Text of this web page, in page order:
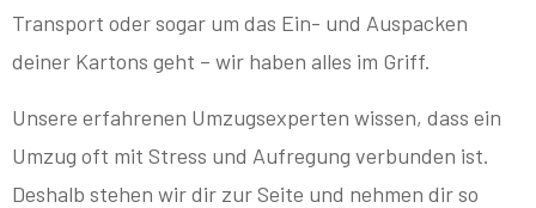
Transport oder sogar um das Ein- und Auspacken
deiner Kartons geht – wir haben alles im Griff.
Unsere erfahrenen Umzugsexperten wissen, dass ein
Umzug oft mit Stress und Aufregung verbunden ist.
Deshalb stehen wir dir zur Seite und nehmen dir so